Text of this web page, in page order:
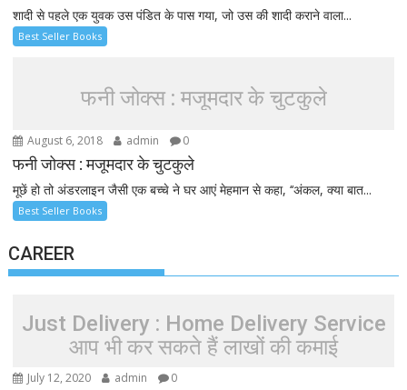
शादी से पहले एक युवक उस पंडित के पास गया, जो उस की शादी कराने वाला...
Best Seller Books
फनी जोक्स : मजूमदार के चुटकुले
August 6, 2018 admin 0
फनी जोक्स : मजूमदार के चुटकुले
मूछें हो तो अंडरलाइन जैसी एक बच्चे ने घर आएं मेहमान से कहा, ‘‘अंकल, क्या बात...
Best Seller Books
CAREER
Just Delivery : Home Delivery Service
आप भी कर सकते हैं लाखों की कमाई
July 12, 2020 admin 0